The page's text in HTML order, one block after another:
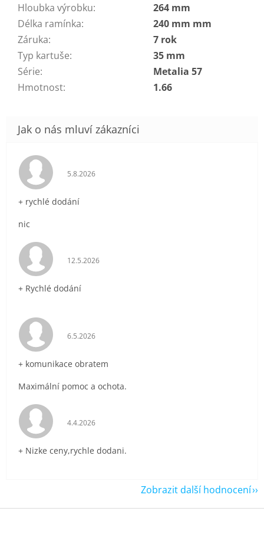
Hloubka výrobku:
264 mm
Délka ramínka:
240 mm mm
Záruka:
7 rok
Typ kartuše:
35 mm
Série:
Metalia 57
Hmotnost: 1.66
Hodnocení obchodu je 5 z 5 hvězdiček.
5.8.2026
+ rychlé dodání
nic
Hodnocení obchodu je 5 z 5 hvězdiček.
12.5.2026
+ Rychlé dodání
Hodnocení obchodu je 5 z 5 hvězdiček.
6.5.2026
+ komunikace obratem
Maximální pomoc a ochota.
Hodnocení obchodu je 5 z 5 hvězdiček.
4.4.2026
+ Nizke ceny,rychle dodani.
Zobrazit další hodnocení
Z